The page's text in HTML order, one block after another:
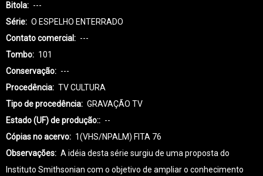
Bitola
---
Série
O ESPELHO ENTERRADO
Contato comercial
---
Tombo
101
Conservação
---
Procedência
TV CULTURA
Tipo de procedência
GRAVAÇÃO TV
Estado (UF) de produção:
--
Cópias no acervo
1(VHS/NPALM) FITA 76
Observações
A idéia desta série surgiu de uma proposta do
Instituto Smithsonian com o objetivo de ampliar o conhecimento